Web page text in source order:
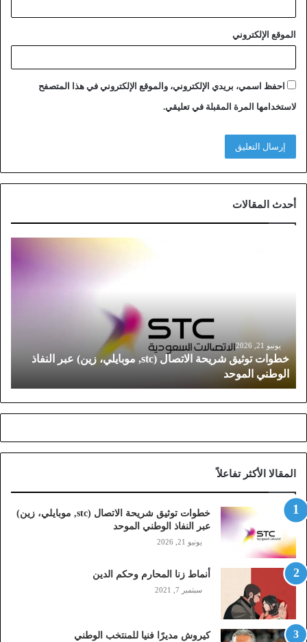
الموقع الإلكتروني
احفظ اسمي، بريدي الإلكتروني، والموقع الإلكتروني في هذا المتصفح
لاستخدامها المرة المقبلة في تعليقي.
أحدث المقالات
و
ش
ر
ل
ا
ت
ص
ل
(
s
,
م
يونيو 21, 2026
خطوات توثيق شريحة الاتصال (stc, موبايلي، زين) عبر النفاذ
الوطني الموحد
المقالا الأكثر تفاعلاً
خطوات توثيق شريحة الاتصال (stc, موبايلي، زين)
عبر النفاذ الوطني الموحد
يونيو 21, 2026
أنماط زنا المحارم وحكم الدين
سبتمبر 7, 2021
كيروش مديرًا فنيا للمنتخب الوطني